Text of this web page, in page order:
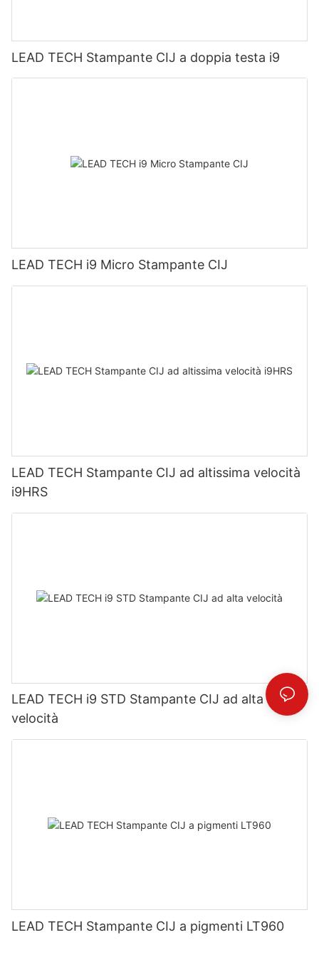
LEAD TECH Stampante CIJ a doppia testa i9
LEAD TECH i9 Micro Stampante CIJ
LEAD TECH Stampante CIJ ad altissima velocità
i9HRS
LEAD TECH i9 STD Stampante CIJ ad alta
velocità
LEAD TECH Stampante CIJ a pigmenti LT960